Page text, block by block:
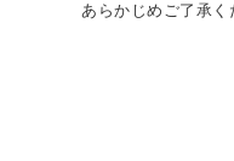
あらかじめご了承く